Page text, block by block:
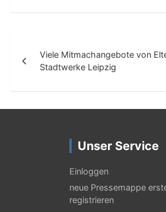
Viele Mitmachangebote von
Stadtwerke Leipzig
Unser Service
Einloggen
neue Pressemappe
registrieren